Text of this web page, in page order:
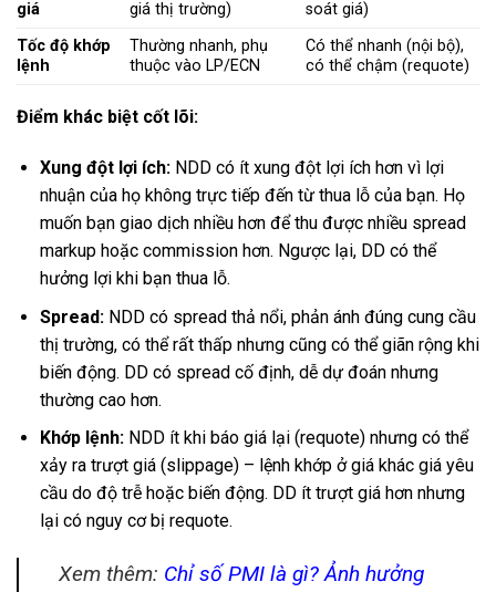
giá
giá thị trường)
soát giá)
Tốc độ khớp
lệnh
Thường nhanh, phụ
thuộc vào LP/ECN
Có thể nhanh (nội bộ),
có thể chậm (requote)
Điểm khác biệt cốt lõi:
Xung đột lợi ích:NDD có ít xung đột lợi ích hơn vì lợi
nhuận của họ không trực tiếp đến từ thua lỗ của bạn. Họ
muốn bạn giao dịch nhiều hơn để thu được nhiều spread
markup hoặc commission hơn. Ngược lại, DD có thể
hưởng lợi khi bạn thua lỗ.
Spread:NDD có spread thả nổi, phản ánh đúng cung cầu
thị trường, có thể rất thấp nhưng cũng có thể giãn rộng khi
biến động. DD có spread cố định, dễ dự đoán nhưng
thường cao hơn.
Khớp lệnh:NDD ít khi báo giá lại (requote) nhưng có thể
xảy ra trượt giá (slippage) – lệnh khớp ở giá khác giá yêu
cầu do độ trễ hoặc biến động. DD ít trượt giá hơn nhưng
lại có nguy cơ bị requote.
Xem thêm: Chỉ số PMI là gì? Ảnh hưởng